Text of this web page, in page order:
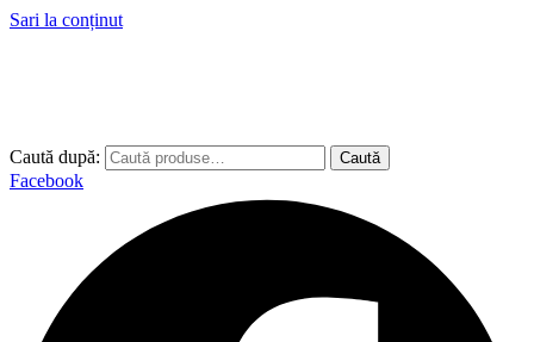
Sari la conținut
Caută după: Caută
Facebook